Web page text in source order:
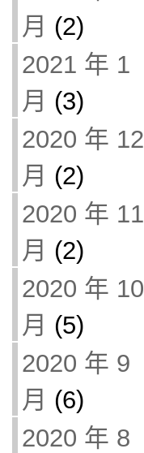
月 (2)
2021 年 1
月 (3)
2020 年 12
月 (2)
2020 年 11
月 (2)
2020 年 10
月 (5)
2020 年 9
月 (6)
2020 年 8